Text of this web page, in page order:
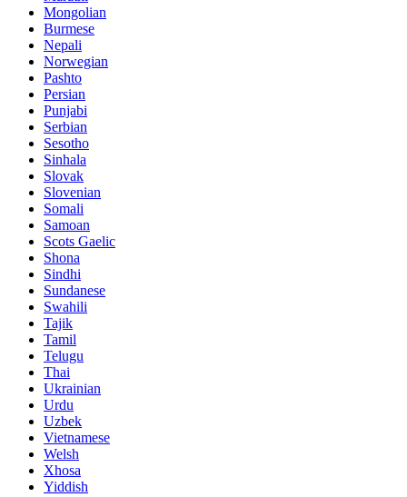
Mongolian
Burmese
Nepali
Norwegian
Pashto
Persian
Punjabi
Serbian
Sesotho
Sinhala
Slovak
Slovenian
Somali
Samoan
Scots Gaelic
Shona
Sindhi
Sundanese
Swahili
Tajik
Tamil
Telugu
Thai
Ukrainian
Urdu
Uzbek
Vietnamese
Welsh
Xhosa
Yiddish